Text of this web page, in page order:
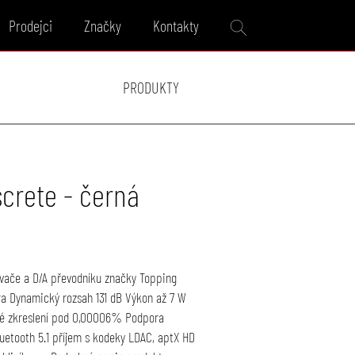
Prodejci Značky Kontakty
PRODUKTY
- černá
a D/A převodníku značky Topping
rozsah 131 dB Výkon až 7 W
zkreslení pod 0,00006% Podpora
5.1 příjem s kodeky LDAC, aptX HD